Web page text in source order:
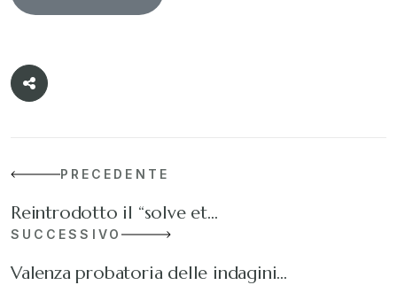
PRECEDENTE
Reintrodotto il “solve et…
SUCCESSIVO
Valenza probatoria delle indagini…